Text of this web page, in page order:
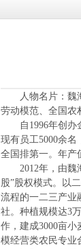
人物名片：魏海
劳动模范、全国农
自1996年创办金
现有员工5000余名
全国排第一。年产
2012年，由魏海
股”股权模式。以
流程的一二三产业
社。种植规模达3
作，建成3000亩
模经营类农民专业